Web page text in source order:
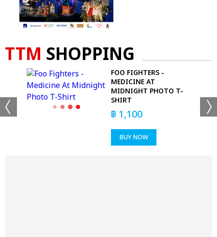
TTM SHOPPING
FOO FIGHTERS -
MEDICINE AT
MIDNIGHT PHOTO T-
SHIRT
฿ 1,100
BUY NOW